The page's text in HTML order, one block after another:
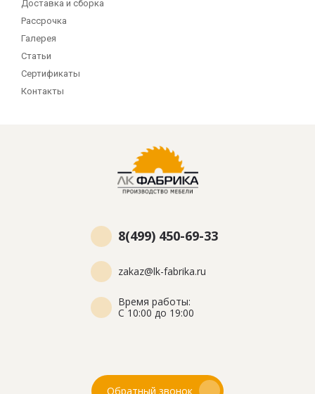
Доставка и сборка
Рассрочка
Галерея
Статьи
Сертификаты
Контакты
8(499) 450-69-33
zakaz@lk-fabrika.ru
Время работы:
С 10:00 до 19:00
Обратный звонок